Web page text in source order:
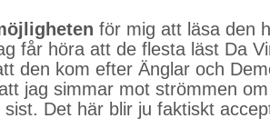
för mig att läsa den
får höra att de flesta läst Da
den kom efter Änglar och
jag simmar mot strömmen
sist. Det här blir ju faktiskt